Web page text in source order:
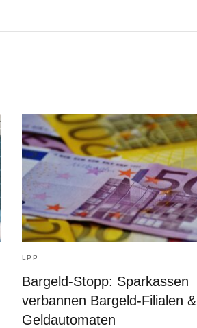
LPP
Bargeld-Stopp: Sparkassen
verbannen Bargeld-Filialen &
Geldautomaten